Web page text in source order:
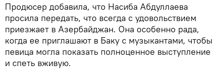
Продюсер добавила, что Насиба Абдуллаева
просила передать, что всегда с удовольствием
приезжает в Азербайджан. Она особенно рада,
когда ее приглашают в Баку с музыкантами, чтобы
певица могла показать полноценное выступление
и спеть вживую.